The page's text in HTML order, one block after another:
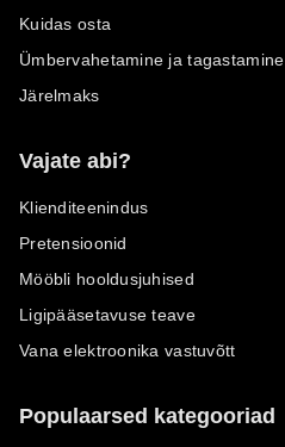
Kuidas osta
Ümbervahetamine ja tagastamine
Järelmaks
Vajate abi?
Klienditeenindus
Pretensioonid
Mööbli hooldusjuhised
Ligipääsetavuse teave
Vana elektroonika vastuvõtt
Populaarsed kategooriad